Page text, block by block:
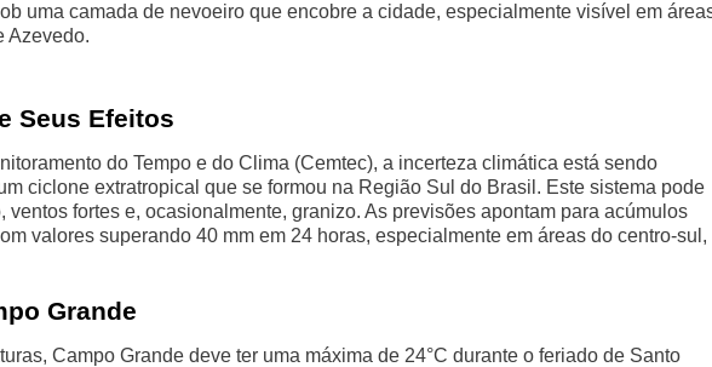
uma camada de nevoeiro que encobre a cidade, especialmente visível em
Azevedo.
Seus Efeitos
do Tempo e do Clima (Cemtec), a incerteza climática está sendo
ciclone extratropical que se formou na Região Sul do Brasil. Este sistema pode
ventos fortes e, ocasionalmente, granizo. As previsões apontam para acúmulos
valores superando 40 mm em 24 horas, especialmente em áreas do centro-sul,
Grande
Campo Grande deve ter uma máxima de 24°C durante o feriado de Santo